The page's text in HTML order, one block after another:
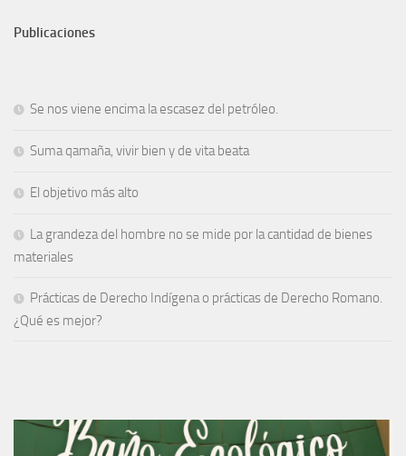
Publicaciones
Se nos viene encima la escasez del petróleo.
Suma qamaña, vivir bien y de vita beata
El objetivo más alto
La grandeza del hombre no se mide por la cantidad de bienes
materiales
Prácticas de Derecho Indígena o prácticas de Derecho Romano.
¿Qué es mejor?